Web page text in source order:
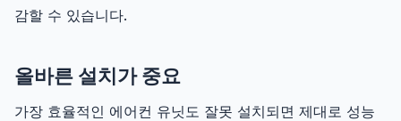
감할 수 있습니다.
올바른 설치가 중요
가장 효율적인 에어컨 유닛도 잘못 설치되면 제대로 성능